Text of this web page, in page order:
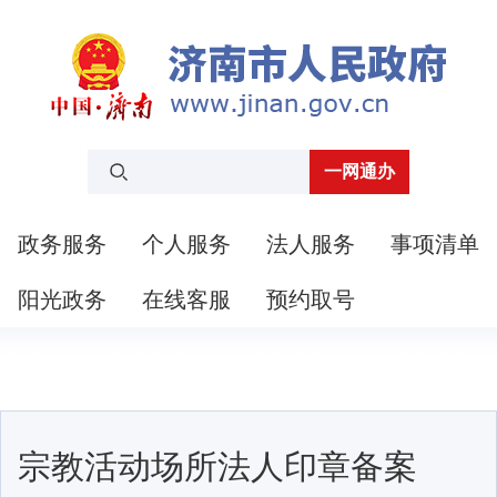
一网通办
政务服务 个人服务 法人服务 事项清单
阳光政务 在线客服 预约取号
宗教活动场所法人印章备案